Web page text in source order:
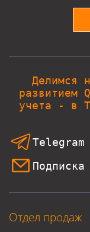
Делимся
развитием
учета - в
Telegram
Отдел продаж